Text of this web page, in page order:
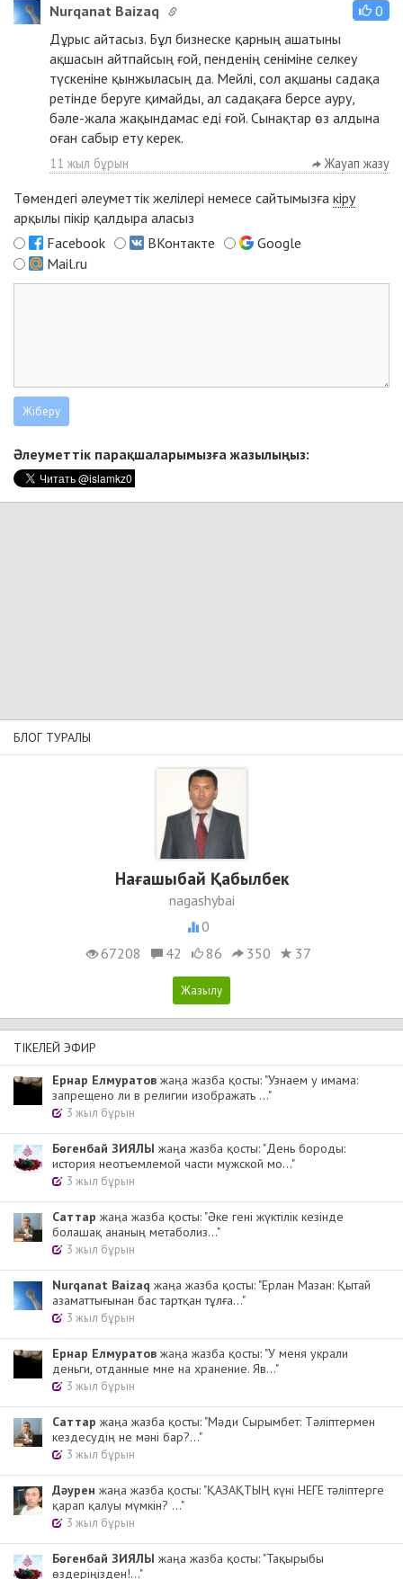
Nurqanat Baizaq
0
Дұрыс айтасыз. Бұл бизнеске қарның ашатыны
ақшасын айтпайсың ғой, пенденің сеніміне селкеу
түскеніне қынжыласың да. Мейлі, сол ақшаны садақа
ретінде беруге қимайды, ал садақаға берсе ауру,
бәле-жала жақындамас еді ғой. Сынақтар өз алдына
оған сабыр ету керек.
11 жыл бұрын Жауап жазу
Төмендегі әлеуметтік желілері немесе сайтымызға кіру
арқылы пікір қалдыра аласыз
Facebook
ВКонтакте
Google
Mail.ru
Әлеуметтік парақшаларымызға жазылыңыз:
БЛОГ ТУРАЛЫ
Нағашыбай Қабылбек
nagashybai
0
67208
42 86 350 37
ТІКЕЛЕЙ ЭФИР
Ернар Елмуратов жаңа жазба қосты: "Узнаем у имама:
запрещено ли в религии изображать ..."
3 жыл бұрын
Бөгенбай ЗИЯЛЫ жаңа жазба қосты: "День бороды:
история неотъемлемой части мужской мо..."
3 жыл бұрын
Cаттар жаңа жазба қосты: "Әке гені жүктілік кезінде
болашақ ананың метаболиз..."
3 жыл бұрын
Nurqanat Baizaq жаңа жазба қосты: "Ерлан Мазан: Қытай
азаматтығынан бас тартқан тұлға..."
3 жыл бұрын
Ернар Елмуратов жаңа жазба қосты: "У меня украли
деньги, отданные мне на хранение. Яв..."
3 жыл бұрын
Cаттар жаңа жазба қосты: "Мәди Сырымбет: Тәліптермен
кездесудің не мәні бар?..."
3 жыл бұрын
Дәурен жаңа жазба қосты: "ҚАЗАҚТЫҢ күні НЕГЕ тәліптерге
қарап қалуы мүмкін? ..."
3 жыл бұрын
Бөгенбай ЗИЯЛЫ жаңа жазба қосты: "Тақырыбы
өздеріңізден!..."